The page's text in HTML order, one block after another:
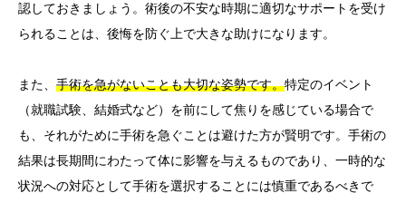
認しておきましょう。術後の不安な時期に適切なサポートを受け
られることは、後悔を防ぐ上で大きな助けになります。
また、 手術を急がないことも大切な姿勢です。特定のイベント
（就職試験、結婚式など）を前にして焦りを感じている場合で
も、それがために手術を急ぐことは避けた方が賢明です。手術の
結果は長期間にわたって体に影響を与えるものであり、一時的な
状況への対応として手術を選択することには慎重であるべきで